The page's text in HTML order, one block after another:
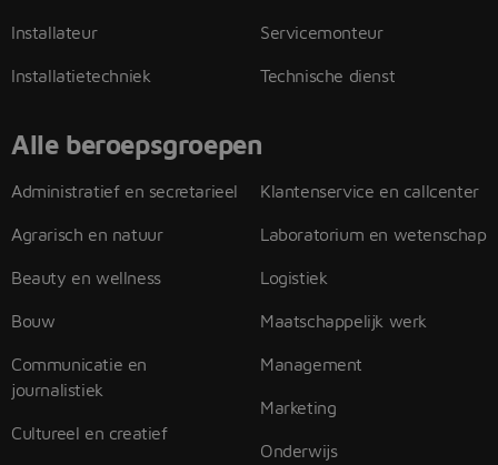
Installateur
Installatietechniek
Servicemonteur
Technische dienst
Alle beroepsgroepen
Administratief en secretarieel
Agrarisch en natuur
Beauty en wellness
Bouw
Communicatie en
journalistiek
Cultureel en creatief
Klantenservice en callcenter
Laboratorium en wetenschap
Logistiek
Maatschappelijk werk
Management
Marketing
Onderwijs